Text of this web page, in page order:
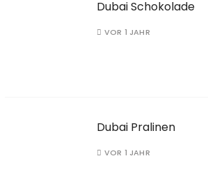
Dubai Schokolade
VOR 1 JAHR
Dubai Pralinen
VOR 1 JAHR